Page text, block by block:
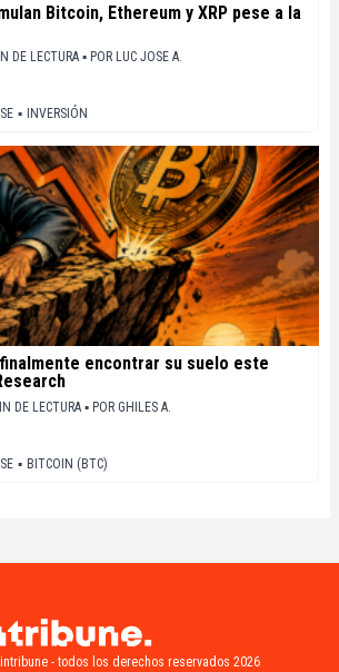
Bitcoin, Ethereum y XRP pese a la
DE LECTURA ▪ POR LUC JOSE A.
▪ INVERSIÓN
encontrar su suelo este
DE LECTURA ▪ POR GHILES A.
▪ BITCOIN (BTC)
- todos los derechos reservados 2026